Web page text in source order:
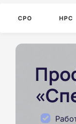
СРО НРС